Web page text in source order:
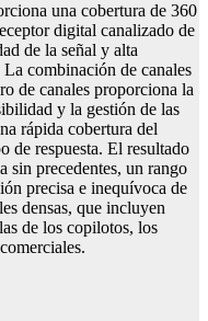
una cobertura de 360
digital canalizado de
de la señal y alta
combinación de canales
de canales proporciona la
y la gestión de las
rápida cobertura del
de respuesta. El resultado
sin precedentes, un rango
precisa e inequívoca de
densas, que incluyen
de los copilotos, los